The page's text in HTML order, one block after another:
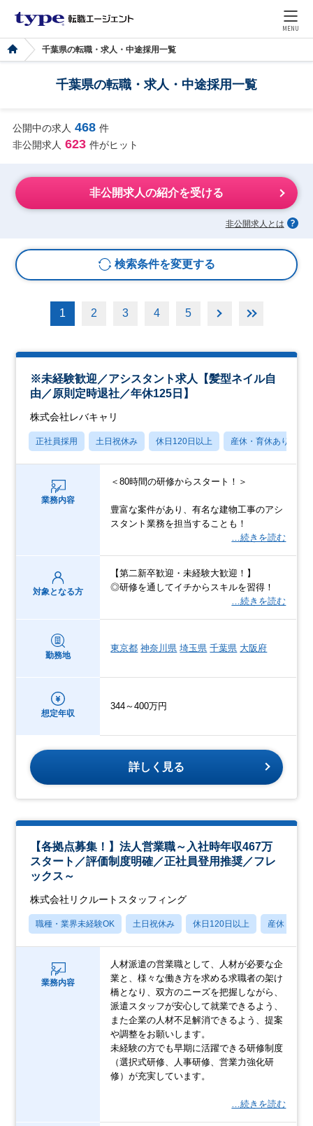
MENU
千葉県の転職・求人・中途採用一覧
千葉県の転職・求人・中途採用一覧
公開中の求人 468 件
非公開求人 623 件がヒット
非公開求人の紹介を受ける
非公開求人とは
検索条件を変更する
1 2 3 4 5
※未経験歓迎／アシスタント求人【髪型ネイル自
由／原則定時退社／年休125日】
株式会社レバキャリ
正社員採用 土日祝休み 休日120日以上 産休・育休あり
業務内容
＜80時間の研修からスタート！＞
豊富な案件があり、有名な建物工事のアシ
スタント業務を担当することも！
…続きを読む
対象となる方
【第二新卒歓迎・未経験大歓迎！】
◎研修を通してイチからスキルを習得！
…続きを読む
勤務地
東京都 神奈川県 埼玉県 千葉県 大阪府
想定年収
344～400万円
詳しく見る
【各拠点募集！】法人営業職～入社時年収467万
スタート／評価制度明確／正社員登用推奨／フレ
ックス～
株式会社リクルートスタッフィング
職種・業界未経験OK 土日祝休み 休日120日以上 産休・育休
業務内容
人材派遣の営業職として、人材が必要な企
業と、様々な働き方を求める求職者の架け
橋となり、双方のニーズを把握しながら、
派遣スタッフが安心して就業できるよう、
また企業の人材不足解消できるよう、提案
や調整をお願いします。
未経験の方でも早期に活躍できる研修制度
（選択式研修、人事研修、営業力強化研
修）が充実しています。
…続きを読む